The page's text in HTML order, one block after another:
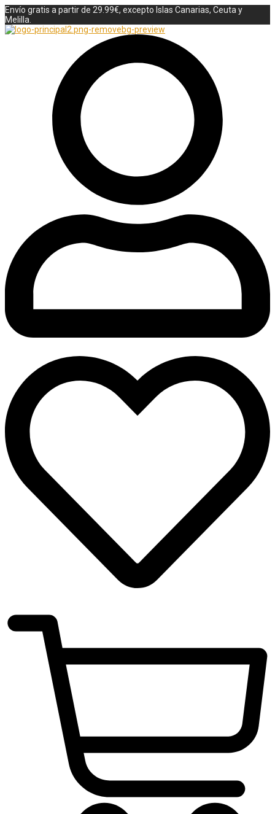
Envío gratis a partir de 29.99€, excepto Islas Canarias, Ceuta y
Melilla.